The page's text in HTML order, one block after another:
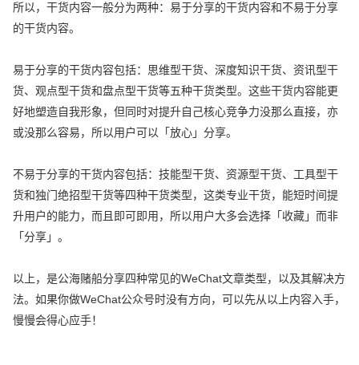
所以，干货内容一般分为两种：易于分享的干货内容和不易于分享
的干货内容。
易于分享的干货内容包括：思维型干货、深度知识干货、资讯型干
货、观点型干货和盘点型干货等五种干货类型。这些干货内容能更
好地塑造自我形象，但同时对提升自己核心竞争力没那么直接，亦
或没那么容易，所以用户可以「放心」分享。
不易于分享的干货内容包括：技能型干货、资源型干货、工具型干
货和独门绝招型干货等四种干货类型，这类专业干货，能短时间提
升用户的能力，而且即可即用，所以用户大多会选择「收藏」而非
「分享」。
以上，是公海赌船分享四种常见的WeChat文章类型，以及其解决方
法。如果你做WeChat公众号时没有方向，可以先从以上内容入手，
慢慢会得心应手！